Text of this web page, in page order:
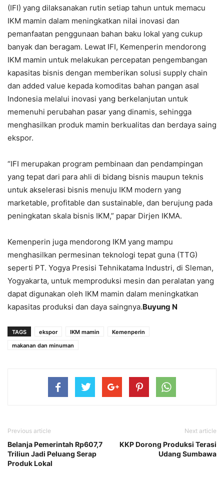
(IFI) yang dilaksanakan rutin setiap tahun untuk memacu
IKM mamin dalam meningkatkan nilai inovasi dan
pemanfaatan penggunaan bahan baku lokal yang cukup
banyak dan beragam. Lewat IFI, Kemenperin mendorong
IKM mamin untuk melakukan percepatan pengembangan
kapasitas bisnis dengan memberikan solusi supply chain
dan added value kepada komoditas bahan pangan asal
Indonesia melalui inovasi yang berkelanjutan untuk
memenuhi perubahan pasar yang dinamis, sehingga
menghasilkan produk mamin berkualitas dan berdaya saing
ekspor.
“IFI merupakan program pembinaan dan pendampingan
yang tepat dari para ahli di bidang bisnis maupun teknis
untuk akselerasi bisnis menuju IKM modern yang
marketable, profitable dan sustainable, dan berujung pada
peningkatan skala bisnis IKM,” papar Dirjen IKMA.
Kemenperin juga mendorong IKM yang mampu
menghasilkan permesinan teknologi tepat guna (TTG)
seperti PT. Yogya Presisi Tehnikatama Industri, di Sleman,
Yogyakarta, untuk memproduksi mesin dan peralatan yang
dapat digunakan oleh IKM mamin dalam meningkatkan
kapasitas produksi dan daya saingnya.Buyung N
TAGS ekspor IKM mamin
Kemenperin
makanan dan minuman
Previous article
Belanja Pemerintah Rp607,7
Triliun Jadi Peluang Serap
Produk Lokal
Next article
KKP Dorong Produksi Terasi
Udang Sumbawa